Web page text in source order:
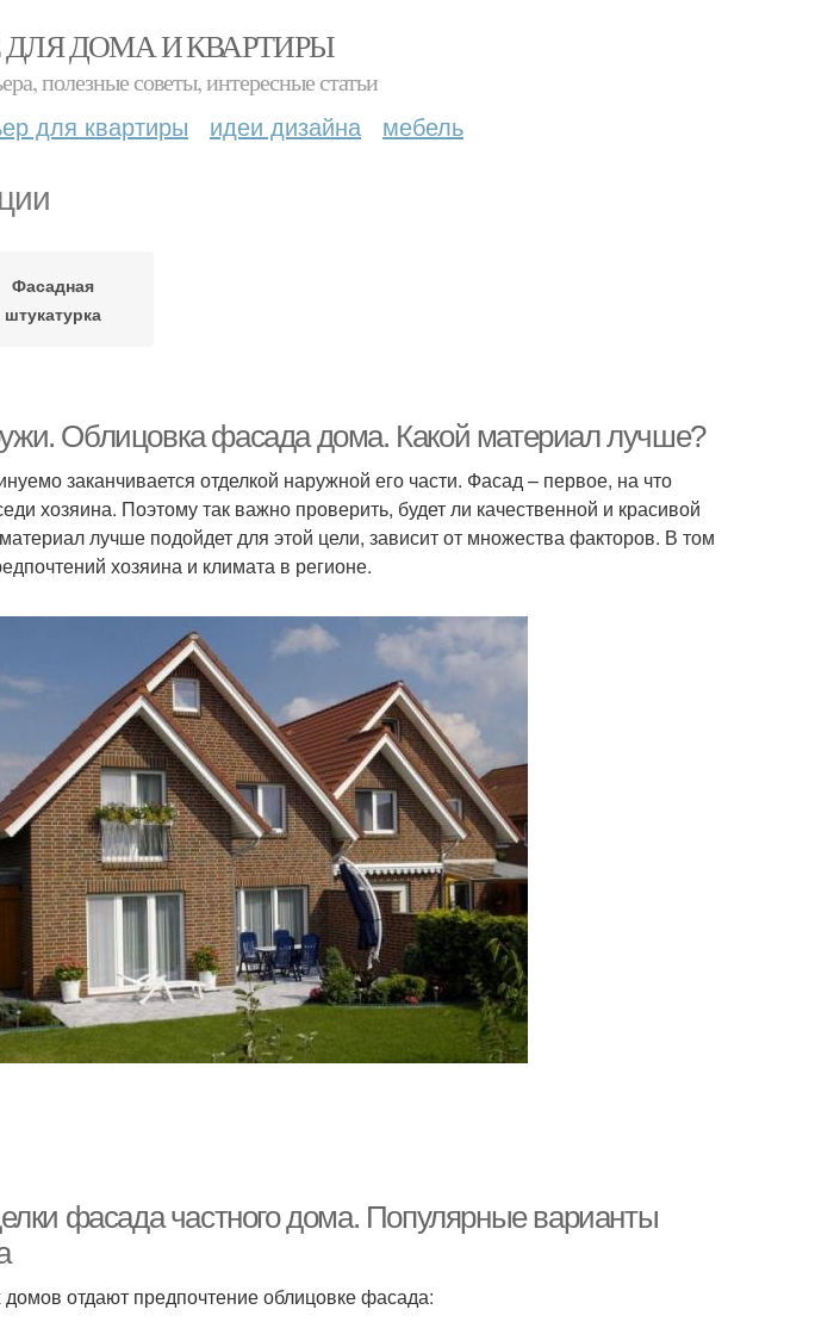
ДЛЯ ДОМА И КВАРТИРЫ
полезные советы, интересные статьи
для квартиры идеи дизайна мебель
Фасадная
штукатурка
Облицовка фасада дома. Какой материал лучше?
заканчивается отделкой наружной его части. Фасад – первое, на что
хозяина. Поэтому так важно проверить, будет ли качественной и красивой
лучше подойдет для этой цели, зависит от множества факторов. В том
хозяина и климата в регионе.
фасада частного дома. Популярные варианты
отдают предпочтение облицовке фасада: